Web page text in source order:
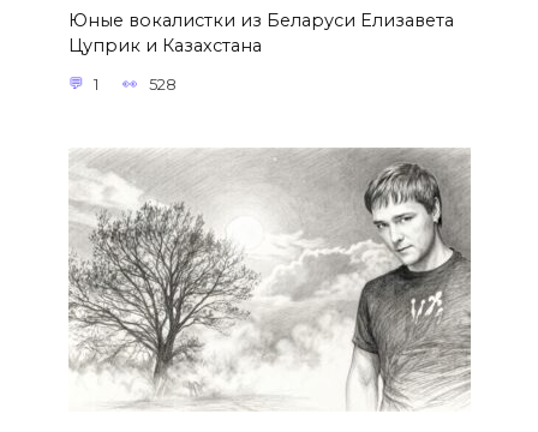
Юные вокалистки из Беларуси Елизавета
Цуприк и Казахстана
1 528